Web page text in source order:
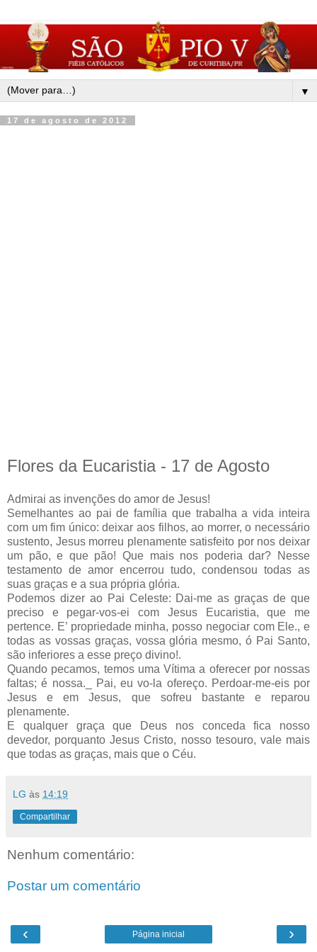
▼
17 de agosto de 2012
Flores da Eucaristia - 17 de Agosto
Admirai as invenções do amor de Jesus!
Semelhantes ao pai de família que trabalha a vida inteira
com um fim único: deixar aos filhos, ao morrer, o necessário
sustento, Jesus morreu plenamente satisfeito por nos deixar
um pão, e que pão! Que mais nos poderia dar? Nesse
testamento de amor encerrou tudo, condensou todas as
suas graças e a sua própria glória.
Podemos dizer ao Pai Celeste: Dai-me as graças de que
preciso e pegar-vos-ei com Jesus Eucaristia, que me
pertence. E’ propriedade minha, posso negociar com Ele., e
todas as vossas graças, vossa glória mesmo, ó Pai Santo,
são inferiores a esse preço divino!.
Quando pecamos, temos uma Vítima a oferecer por nossas
faltas; é nossa._ Pai, eu vo-la ofereço. Perdoar-me-eis por
Jesus e em Jesus, que sofreu bastante e reparou
plenamente.
E qualquer graça que Deus nos conceda fica nosso
devedor, porquanto Jesus Cristo, nosso tesouro, vale mais
que todas as graças, mais que o Céu.
LG às 14:19
Compartilhar
Nenhum comentário:
Postar um comentário
‹ ›
Página inicial